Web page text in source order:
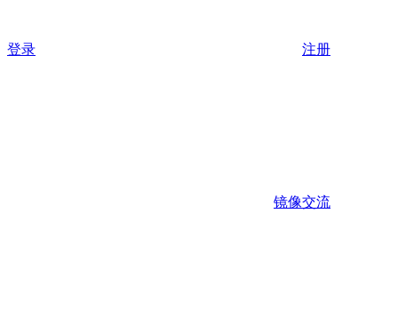
登录 注册
镜像交流